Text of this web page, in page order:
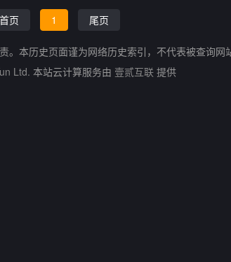
首页 1 尾页
本历史页面谨为网络历史索引，不代表被查询网
Ltd. 本站云计算服务由 壹贰互联 提供